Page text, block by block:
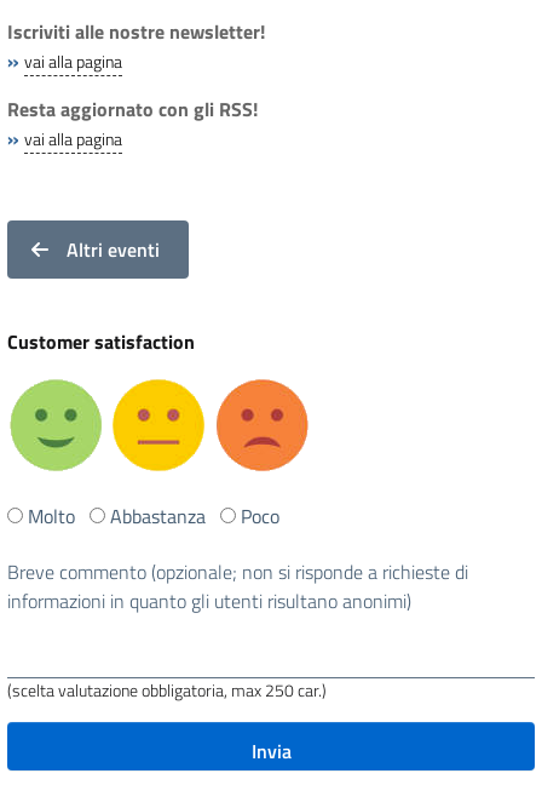
Iscriviti alle nostre newsletter!
» vai alla pagina
Resta aggiornato con gli RSS!
» vai alla pagina
Altri eventi
Customer satisfaction
Ti
stata
utile
Molto Abbastanza
Poco
Breve commento (opzionale; non si risponde a richieste di
informazioni in quanto gli utenti risultano anonimi)
(scelta valutazione obbligatoria, max 250 car.)